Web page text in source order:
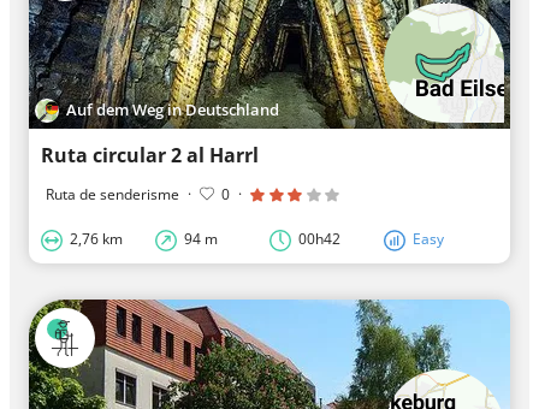
Auf dem Weg in Deutschland
Ruta circular 2 al Harrl
Ruta de senderisme · 0 ·
2,76 km 94 m 00h42 Easy